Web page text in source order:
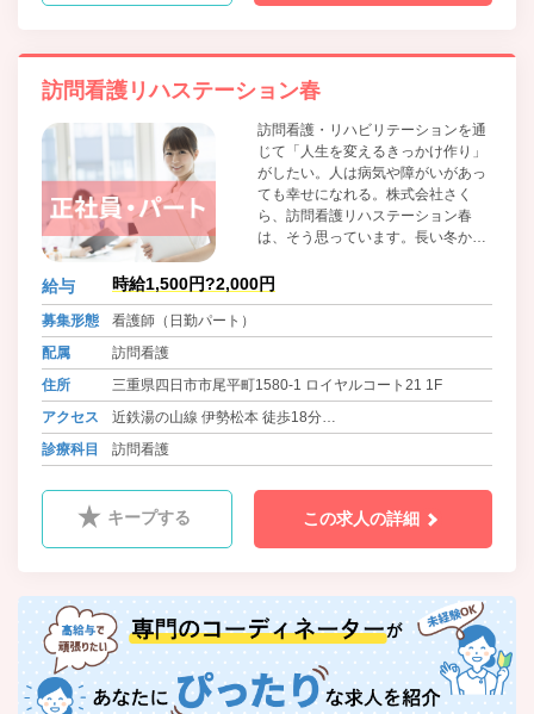
訪問看護リハステーション春
訪問看護・リハビリテーションを通
じて「人生を変えるきっかけ作り」
がしたい。人は病気や障がいがあっ
ても幸せになれる。株式会社さく
ら、訪問看護リハステーション春
は、そう思っています。長い冬から
生において、大きくプラスの方向に
変化する新たな始まりを感じてもら
す。
給与 時給1,500円?2,000円
募集形態
看護師（日勤パート）
配属
訪問看護
住所
三重県四日市市尾平町1580-1 ロイヤルコート21 1F
アクセス
近鉄湯の山線 伊勢松本 徒歩18分
近鉄湯の山線 伊勢川島 徒歩25分
診療科目 訪問看護
キープする この求人の詳細